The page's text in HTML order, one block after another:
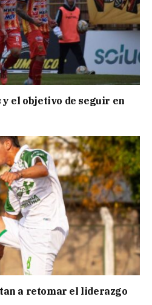
y el objetivo de seguir en
a retomar el liderazgo